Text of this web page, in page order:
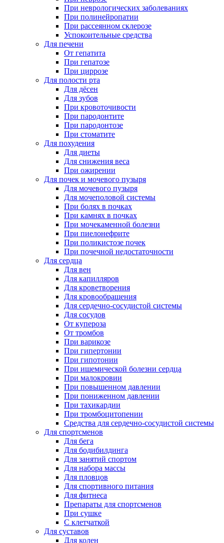
При неврологических заболеваниях
При полинейропатии
При рассеянном склерозе
Успокоительные средства
Для печени
От гепатита
При гепатозе
При циррозе
Для полости рта
Для дёсен
Для зубов
При кровоточивости
При пародонтите
При пародонтозе
При стоматите
Для похудения
Для диеты
Для снижения веса
При ожирении
Для почек и мочевого пузыря
Для мочевого пузыря
Для мочеполовой системы
При болях в почках
При камнях в почках
При мочекаменной болезни
При пиелонефрите
При поликистозе почек
При почечной недостаточности
Для сердца
Для вен
Для капилляров
Для кроветворения
Для кровообращения
Для сердечно-сосудистой системы
Для сосудов
От купероза
От тромбов
При варикозе
При гипертонии
При гипотонии
При ишемической болезни сердца
При малокровии
При повышенном давлении
При пониженном давлении
При тахикардии
При тромбоцитопении
Средства для сердечно-сосудистой системы
Для спортсменов
Для бега
Для бодибилдинга
Для занятий спортом
Для набора массы
Для пловцов
Для спортивного питания
Для фитнеса
Препараты для спортсменов
При сушке
С клетчаткой
Для суставов
Для колен